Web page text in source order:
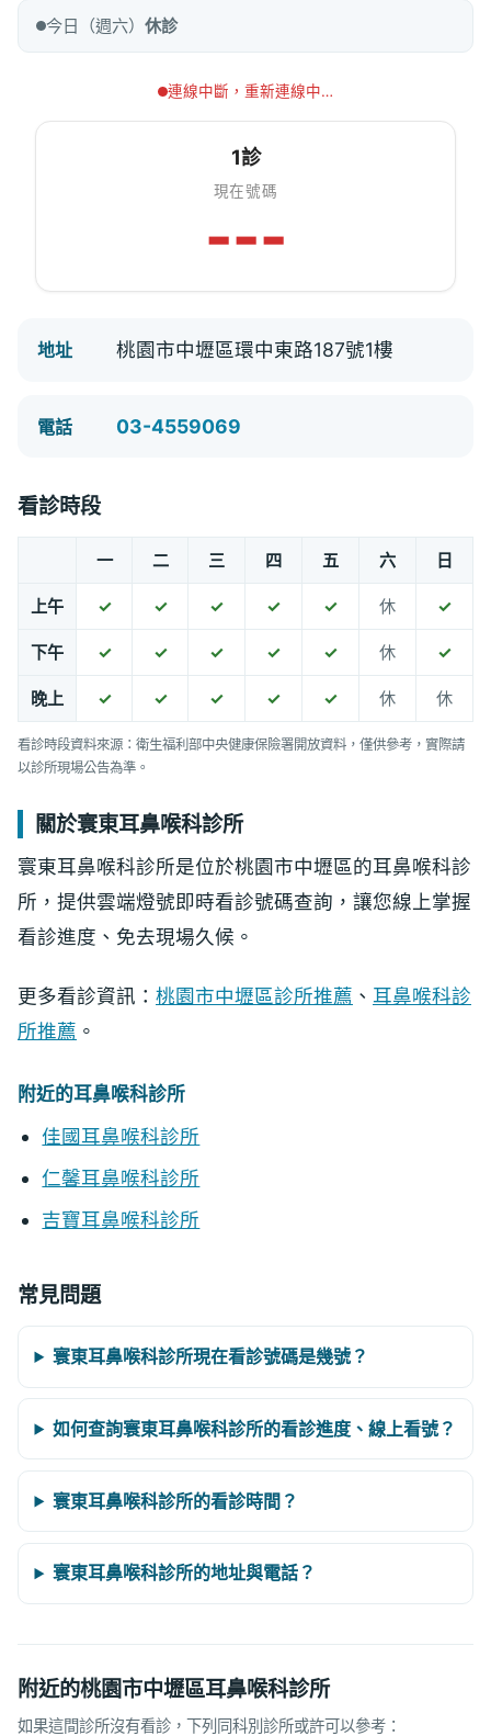
今日（週六） 休診
連線中斷，重新連線中…
1診
現在號碼
---
地址 桃園市中壢區環中東路187號1樓
電話 03-4559069
看診時段
一 二 三 四 五 六 日
上午 ✓ ✓ ✓ ✓ ✓ 休 ✓
下午 ✓ ✓ ✓ ✓ ✓ 休 ✓
晚上 ✓ ✓ ✓ ✓ ✓ 休 休
看診時段資料來源：衛生福利部中央健康保險署開放資料，僅供參考，實際請
以診所現場公告為準。
關於寰東耳鼻喉科診所
寰東耳鼻喉科診所是位於桃園市中壢區的耳鼻喉科診
所，提供雲端燈號即時看診號碼查詢，讓您線上掌握
看診進度、免去現場久候。
更多看診資訊： 桃園市中壢區診所推薦 、 耳鼻喉科診
所推薦 。
附近的耳鼻喉科診所
佳國耳鼻喉科診所
仁馨耳鼻喉科診所
吉寶耳鼻喉科診所
常見問題
寰東耳鼻喉科診所現在看診號碼是幾號？
如何查詢寰東耳鼻喉科診所的看診進度、線上看號？
寰東耳鼻喉科診所的看診時間？
寰東耳鼻喉科診所的地址與電話？
附近的桃園市中壢區耳鼻喉科診所
如果這間診所沒有看診，下列同科別診所或許可以參考：